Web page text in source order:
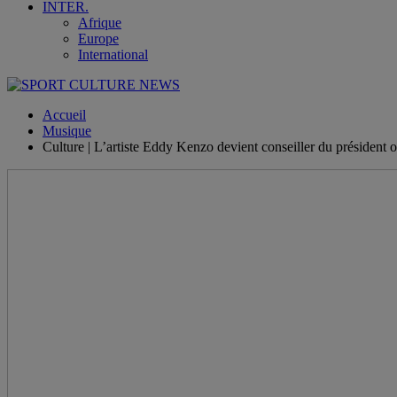
INTER.
Afrique
Europe
International
Accueil
Musique
Culture | L’artiste Eddy Kenzo devient conseiller du président